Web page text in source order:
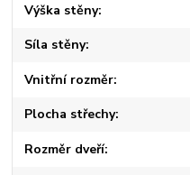
Výška stěny
Síla stěny
Vnitřní rozměr
Plocha střechy
Rozměr dveří